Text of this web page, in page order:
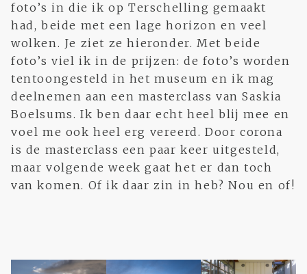
foto’s in die ik op Terschelling gemaakt
had, beide met een lage horizon en veel
wolken. Je ziet ze hieronder. Met beide
foto’s viel ik in de prijzen: de foto’s worden
tentoongesteld in het museum en ik mag
deelnemen aan een masterclass van Saskia
Boelsums. Ik ben daar echt heel blij mee en
voel me ook heel erg vereerd. Door corona
is de masterclass een paar keer uitgesteld,
maar volgende week gaat het er dan toch
van komen. Of ik daar zin in heb? Nou en of!